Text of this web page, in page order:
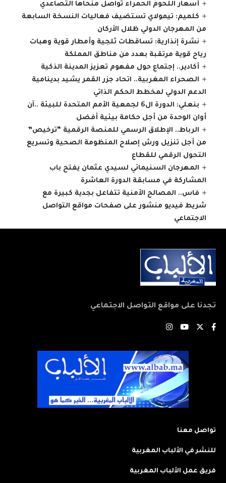
أسعار اللحوم الحمراء تواصل منحاها التصاعدي
كلميم: تيمولاي تستضيف فعاليات النسخة السابعة
من المهرجان الدولي ظلال الأركان
نشرة إنذارية: تساقطات ثلجية وأمطار قوية وهبات
رياح قوية مرتقبة بعدد من مناطق المملكة
أكادير.. إجتماع حول مفهوم تعزيز المدينة الذكية
الصحراء المغربية.. اتحاد جزر القمر يشيد بدينامية
الدعم الدولي لمخطط الحكم الذاتي
بنعلي: الدورة ال6 لجمعية الأمم المتحدة للبيئة ..آن
أوان الوحدة من أجل حكامة بيئية أفضل
الرباط.. الإطلاق الرسمي للمنصة الرقمية “ترخيص”
من أجل تنزيل ورش إصلاح المنظومة الصحية وتسريع
التحول الرقمي للقطاع
المهرجان السنيمائي لسيدي عثمان يفتح باب
المشاركة في مسابقة الدورة العاشرة
فاس.. المصالح الأمنية تتفاعل بجدية كبيرة مع
شريط فيديو منشور على صفحات مواقع التواصل
الاجتماعي
تجدنا على مواقع التواصل الاجتماعي
تواصل معنا
للنشر في الألباب المغربية
فريق عمل الألباب المغربية